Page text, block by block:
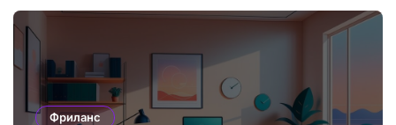
Фриланс